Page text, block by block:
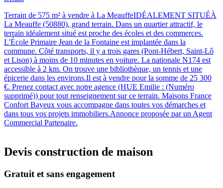
Terrain de 575 m² à vendre à La MeauffeIDÉALEMENT SITUÉÀ
La Meauffe (50880), grand terrain. Dans un quartier attractif, le
terrain idéalement situé est proche des écoles et des commerces.
L'École Primaire Jean de la Fontaine est implantée dans la
commune. Côté transports, il y a trois gares (Pont-Hébert, Saint-Lô
et Lison) à moins de 10 minutes en voiture. La nationale N174 est
accessible à 2 km. On trouve une bibliothèque, un tennis et une
épicerie dans les environs.Il est à vendre pour la somme de 25 300
€. Prenez contact avec notre agence (HUE Emilie : (Numéro
supprimé)) pour tout renseignement sur ce terrain. Maisons France
Confort Bayeux vous accompagne dans toutes vos démarches et
dans tous vos projets immobiliers.Annonce proposée par un Agent
Commercial Partenaire.
Devis construction de maison
Gratuit et sans engagement